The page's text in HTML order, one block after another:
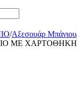
/Αξεσουάρ Μπάνιου
ΜΕ ΧΑΡΤΟΘΗΚΗ